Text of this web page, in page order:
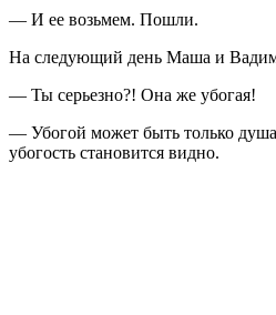
— И ее возьмем. Пошли.
На следующий день Маша и Вадим
— Ты серьезно?! Она же убогая!
— Убогой может быть только
убогость становится видно.